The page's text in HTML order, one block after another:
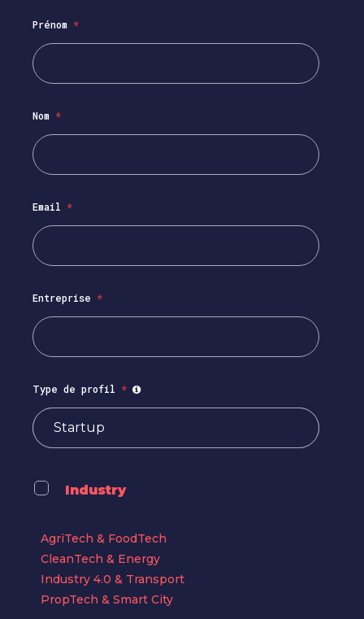
Prénom *
Nom *
Email *
Entreprise *
Type de profil *
Industry
AgriTech & FoodTech
CleanTech & Energy
Industry 4.0 & Transport
PropTech & Smart City